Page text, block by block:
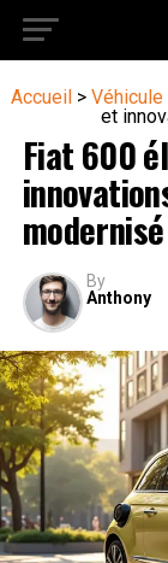
Accueil>
et
Fiat 600
modernisé
By
Anthony